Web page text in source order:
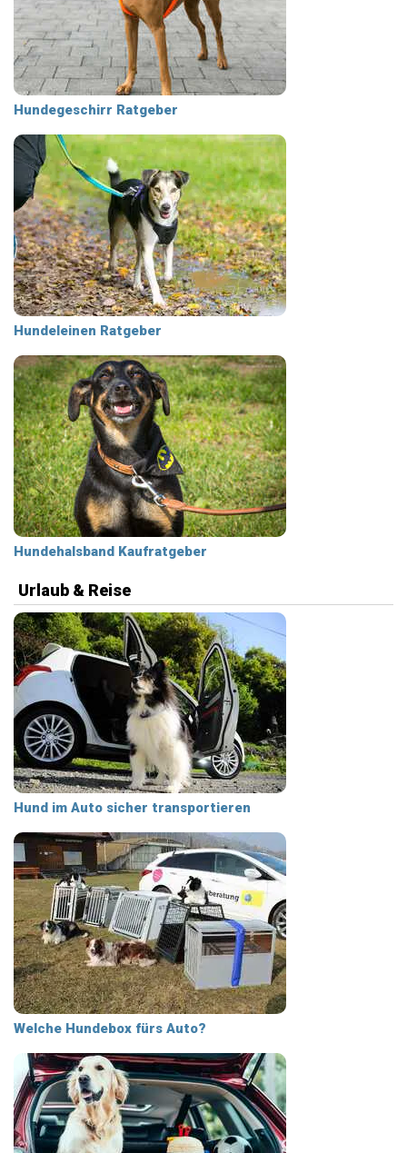
Hundegeschirr Ratgeber
Hundeleinen Ratgeber
Hundehalsband Kaufratgeber
Urlaub & Reise
Hund im Auto sicher transportieren
Welche Hundebox fürs Auto?